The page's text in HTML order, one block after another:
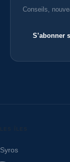
Conseils,
S’abonner
Syros